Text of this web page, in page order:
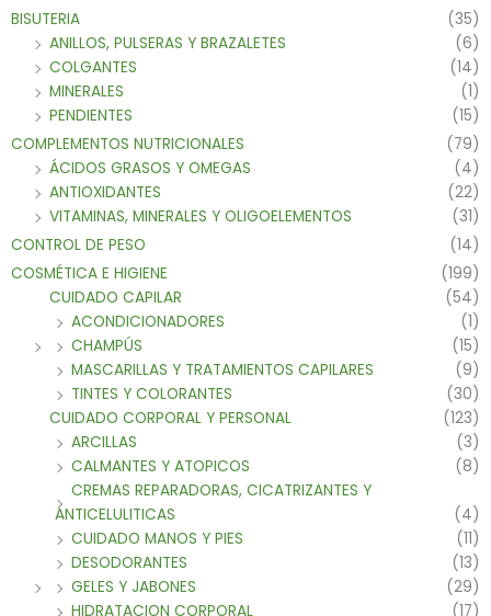
BISUTERIA
(35)
ANILLOS, PULSERAS Y BRAZALETES
(6)
COLGANTES
(14)
MINERALES
(1)
PENDIENTES
(15)
COMPLEMENTOS NUTRICIONALES
(79)
ÁCIDOS GRASOS Y OMEGAS
(4)
ANTIOXIDANTES
(22)
VITAMINAS, MINERALES Y OLIGOELEMENTOS
(31)
CONTROL DE PESO
(14)
COSMÉTICA E HIGIENE
(199)
CUIDADO CAPILAR
(54)
ACONDICIONADORES
(1)
CHAMPÚS
(15)
MASCARILLAS Y TRATAMIENTOS CAPILARES
(9)
TINTES Y COLORANTES
(30)
CUIDADO CORPORAL Y PERSONAL
(123)
ARCILLAS
(3)
CALMANTES Y ATOPICOS
(8)
CREMAS REPARADORAS, CICATRIZANTES Y
ANTICELULITICAS
(4)
CUIDADO MANOS Y PIES
(11)
DESODORANTES
(13)
GELES Y JABONES
(29)
HIDRATACION CORPORAL
(17)